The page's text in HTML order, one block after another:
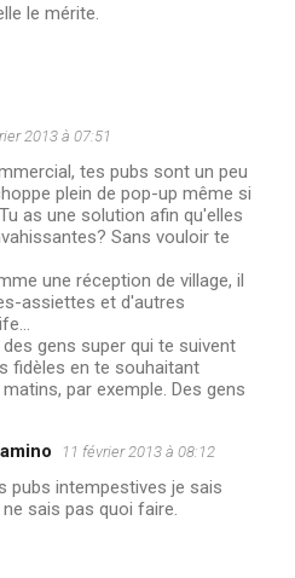
le mérite.
2013 à 07:51
tes pubs sont un peu
plein de pop-up même si
as une solution afin qu'elles
Sans vouloir te
une réception de village, il
assiettes et d'autres
gens super qui te suivent
fidèles en te souhaitant
par exemple. Des gens
11 février 2013 à 08:12
pubs intempestives je sais
sais pas quoi faire.